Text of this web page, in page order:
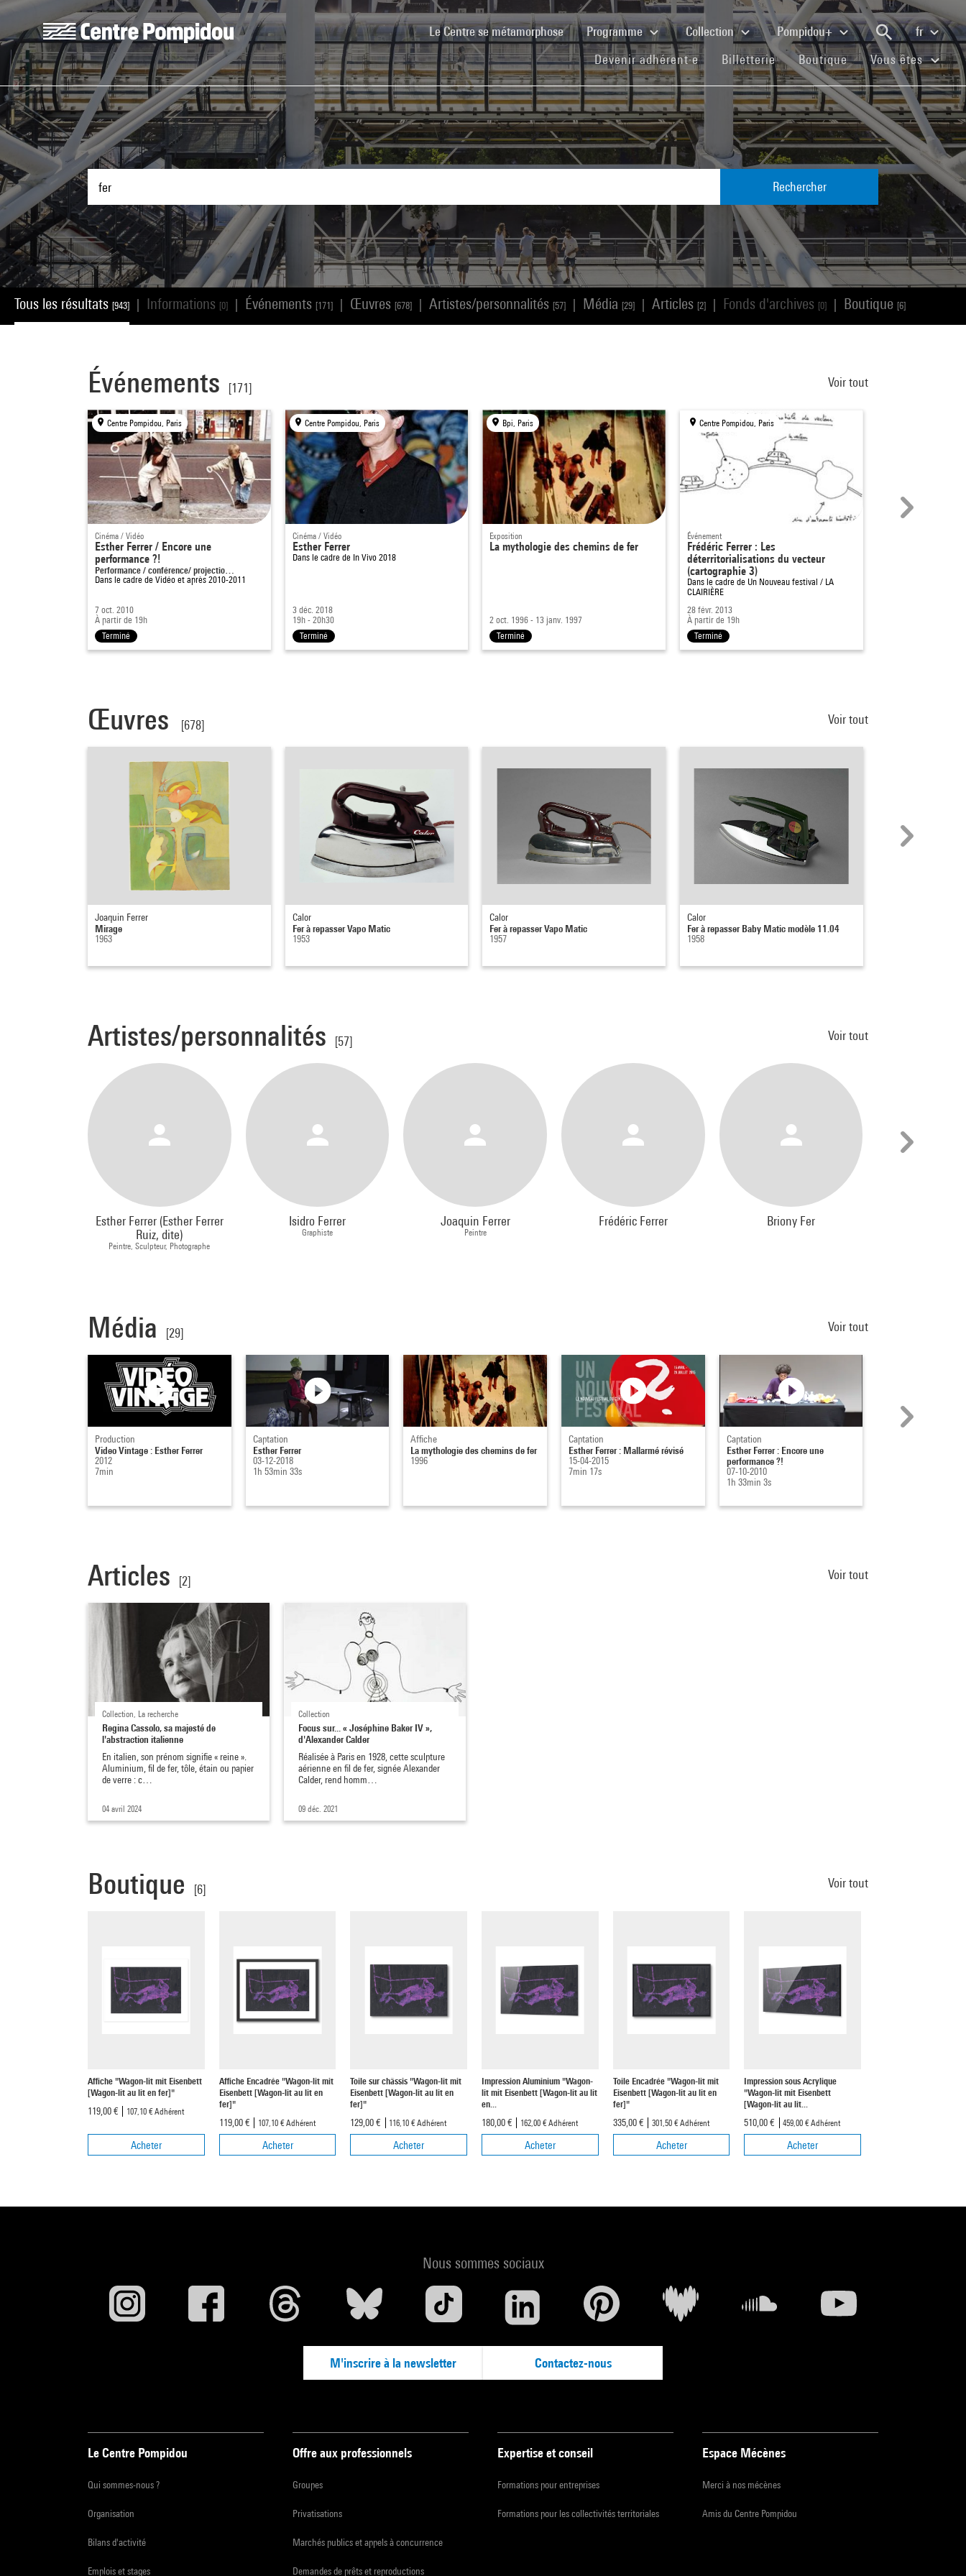
Aller au contenu principal
Centre Pompidou
Le Centre se métamorphose(current)Programme Collection Pompidou+
fr
Devenir adhérent·e(current)Billetterie(current)Boutique(current)Vous êtes
Rechercher
Tous les résultats [943] Informations [0] Événements [171] Œuvres [678] Artistes/personnalités [57] Média [29] Articles [2] Fonds d'archives [0] Boutique [6]
Événements [171] Voir tout
Centre Pompidou, Paris
Cinéma / Vidéo
Esther Ferrer / Encore une
performance ?!
Performance / conférence/ projectio…
Dans le cadre de Vidéo et après 2010-2011
7 oct. 2010
À partir de 19h
Terminé
Centre Pompidou, Paris
Cinéma / Vidéo
Esther Ferrer
Dans le cadre de In Vivo 2018
3 déc. 2018
19h - 20h30
Terminé
Bpi, Paris
Exposition
La mythologie des chemins de fer
2 oct. 1996 - 13 janv. 1997
Terminé
Centre Pompidou, Paris
Événement
Frédéric Ferrer : Les
déterritorialisations du vecteur
(cartographie 3)
Dans le cadre de Un Nouveau festival / LA
CLAIRIÈRE
28 févr. 2013
À partir de 19h
Terminé
Œuvres [678] Voir tout
Joaquin Ferrer
Mirage
1963
Calor
Fer à repasser Vapo Matic
1953
Calor
Fer à repasser Vapo Matic
1957
Calor
Fer à repasser Baby Matic modèle 11.04
1958
Artistes/personnalités [57] Voir tout
Esther Ferrer (Esther Ferrer
Ruiz, dite)
Peintre, Sculpteur, Photographe
Isidro Ferrer
Graphiste
Joaquin Ferrer
Peintre
Frédéric Ferrer Briony Fer
Média [29] Voir tout
Production
Video Vintage : Esther Ferrer
2012
7min
Captation
Esther Ferrer
03-12-2018
1h 53min 33s
Affiche
La mythologie des chemins de fer
1996
Captation
Esther Ferrer : Mallarmé révisé
15-04-2015
7min 17s
Captation
Esther Ferrer : Encore une
performance ?!
07-10-2010
1h 33min 3s
Articles [2] Voir tout
Collection, La recherche
Regina Cassolo, sa majesté de
l'abstraction italienne
En italien, son prénom signifie « reine ».
Aluminium, fil de fer, tôle, étain ou papier
de verre : c…
04 avril 2024
Collection
Focus sur... « Joséphine Baker IV »,
d'Alexander Calder
Réalisée à Paris en 1928, cette sculpture
aérienne en fil de fer, signée Alexander
Calder, rend homm…
09 déc. 2021
Boutique [6] Voir tout
Affiche "Wagon-lit mit Eisenbett
[Wagon-lit au lit en fer]"
119,00 €
107,10 €Adhérent
Acheter
Affiche Encadrée "Wagon-lit mit
Eisenbett [Wagon-lit au lit en
fer]"
119,00 €
107,10 €Adhérent
Acheter
Toile sur châssis "Wagon-lit mit
Eisenbett [Wagon-lit au lit en
fer]"
129,00 €
116,10 €Adhérent
Acheter
Impression Aluminium "Wagon-
lit mit Eisenbett [Wagon-lit au lit
en...
180,00 €
162,00 €Adhérent
Acheter
Toile Encadrée "Wagon-lit mit
Eisenbett [Wagon-lit au lit en
fer]"
335,00 €
301,50 €Adhérent
Acheter
Impression sous Acrylique
"Wagon-lit mit Eisenbett
[Wagon-lit au lit...
510,00 €
459,00 €Adhérent
Acheter
Nous sommes sociaux
M'inscrire à la newsletter Contactez-nous
Le Centre Pompidou
Qui sommes-nous ?
Organisation
Bilans d'activité
Emplois et stages
Offre aux professionnels
Groupes
Privatisations
Marchés publics et appels à concurrence
Demandes de prêts et reproductions
Expertise et conseil
Formations pour entreprises
Formations pour les collectivités territoriales
Espace Mécènes
Merci à nos mécènes
Amis du Centre Pompidou